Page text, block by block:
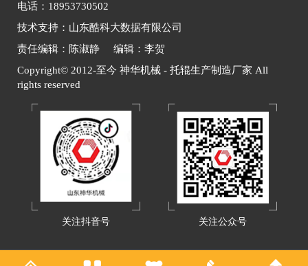
电话：18953730502
技术支持：山东酷科大数据有限公司
责任编辑：陈淑静 编辑：李贺
Copyright© 2012-至今 神华机械 - 托辊生产制造厂家 All
rights reserved
关注抖音号 关注公众号